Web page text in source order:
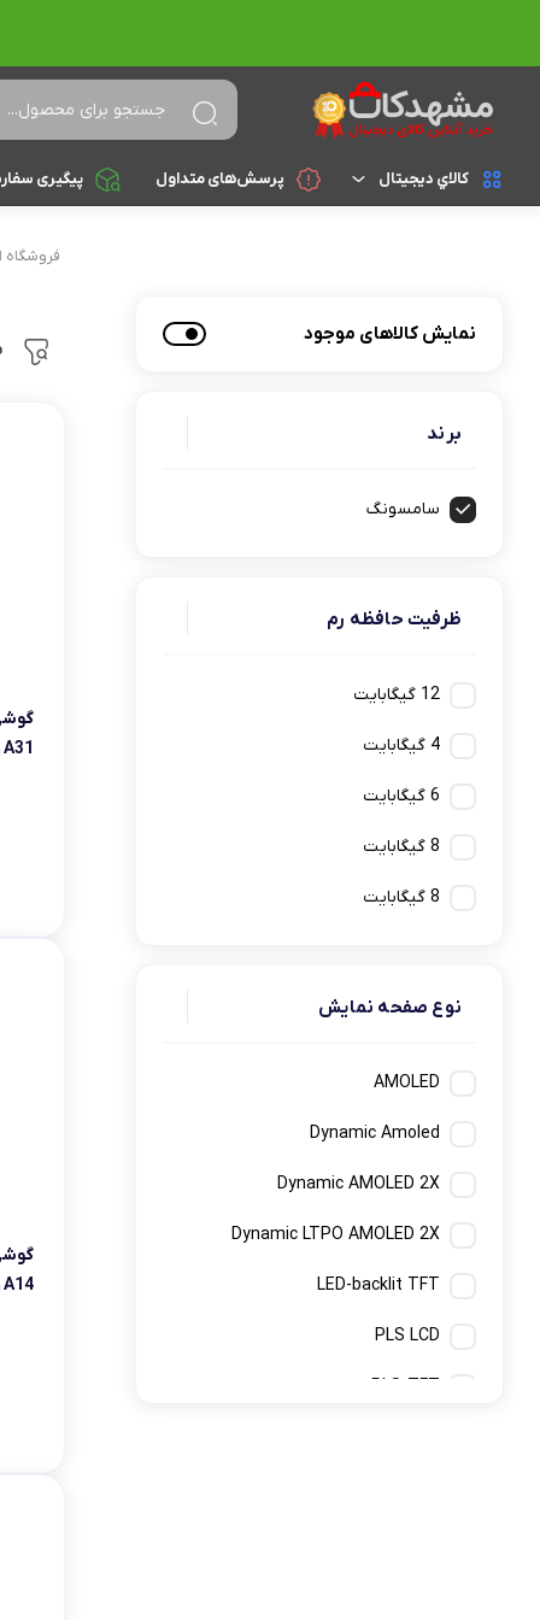
کالاي ديجيتال
موبایل
کنسول بازی
پرسش‌های متداول پیگیری
نمایش کالاهای موجود
برند
سامسونگ
ظرفیت حافظه رم
12 گیگابایت
4 گیگابایت
6 گیگابایت
8 گيگابايت
8 گیگابایت
نوع صفحه نمایش
AMOLED
Dynamic Amoled
Dynamic AMOLED 2X
Dynamic LTPO AMOLED 2X
LED-backlit TFT
PLS LCD
PLS-TFT
فروشگاه
A31 رم 4 حافظه 128 دو سیم کارت
A14 رم 6 حافظه 128 دو سیم کارت